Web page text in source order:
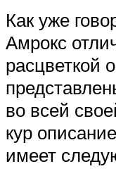
Как уже
Амрокс
расцветкой
во всей
кур
имеет